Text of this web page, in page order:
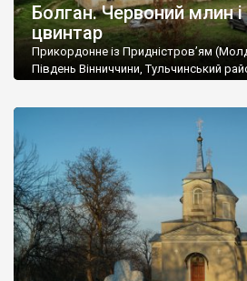
Болган. Червоний млин
цвинтар
Прикордонне із Придністров’ям
Південь Вінниччини, Тульчинський
старовинний цвинтар із кам’яними
збереглися, написані кирилицею,
мовою. За всіма традиційними
український. Хрести датуються 19
роках Болган […]